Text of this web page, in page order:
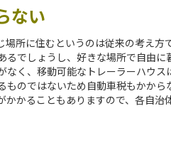
ない
所に住むというのは従来の考え方で
でしょうし、好きな場所で自由に
なく、移動可能なトレーラーハウ
のではないため自動車税もかから
かることもありますので、各自治